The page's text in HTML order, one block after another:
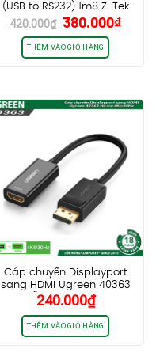
(USB to RS232) 1m8 Z-Tek
ZE533A, Update hỗ trợ
WIN11 64bit
420.000₫ Giá
gốc
là:
420.000₫.
380.000₫Giá
THÊM VÀO GIỎ HÀNG
Cáp chuyển Displayport
sang HDMI Ugreen 40363
Hỗ trợ 4K@30Hz
240.000₫
THÊM VÀO GIỎ HÀNG